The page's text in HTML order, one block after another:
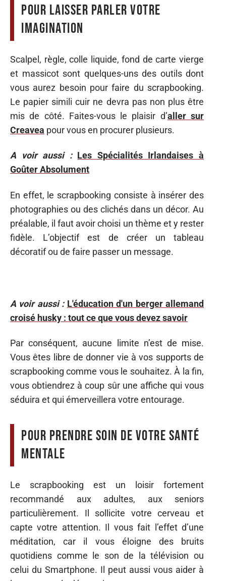
Pour laisser parler votre
imagination
Scalpel, règle, colle liquide, fond de carte vierge
et massicot sont quelques-uns des outils dont
vous aurez besoin pour faire du scrapbooking.
Le papier simili cuir ne devra pas non plus être
mis de côté. Faites-vous le plaisir d’aller sur
Creavea pour vous en procurer plusieurs.
A voir aussi : Les Spécialités Irlandaises à
Goûter Absolument
En effet, le scrapbooking consiste à insérer des
photographies ou des clichés dans un décor. Au
préalable, il faut avoir choisi un thème et y rester
fidèle. L’objectif est de créer un tableau
décoratif ou de faire passer un message.
A voir aussi : L'éducation d'un berger allemand
croisé husky : tout ce que vous devez savoir
Par conséquent, aucune limite n’est de mise.
Vous êtes libre de donner vie à vos supports de
scrapbooking comme vous le souhaitez. À la fin,
vous obtiendrez à coup sûr une affiche qui vous
séduira et qui émerveillera votre entourage.
Pour prendre soin de votre santé
mentale
Le scrapbooking est un loisir fortement
recommandé aux adultes, aux seniors
particulièrement. Il sollicite votre cerveau et
capte votre attention. Il vous fait l’effet d’une
méditation, car il vous éloigne des bruits
quotidiens comme le son de la télévision ou
celui du Smartphone. Il peut aussi vous aider à